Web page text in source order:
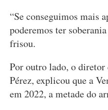
“Se conseguimos mais
poderemos ter
frisou.
Por outro lado, o diretor
Pérez, explicou que a
em 2022, a metade do